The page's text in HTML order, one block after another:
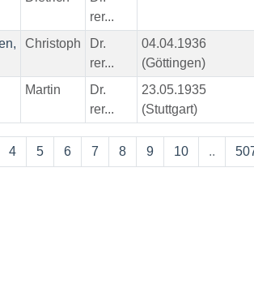
rer...
Christoph
Dr.
rer...
04.04.1936
(Göttingen)
Martin
Dr.
rer...
23.05.1935
(Stuttgart)
4 5 6 7 8 9 10 ..